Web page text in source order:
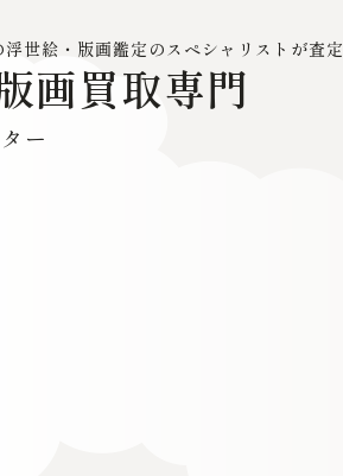
世絵・ 版画鑑定のスペシャリストが査定
画買取専門
ー